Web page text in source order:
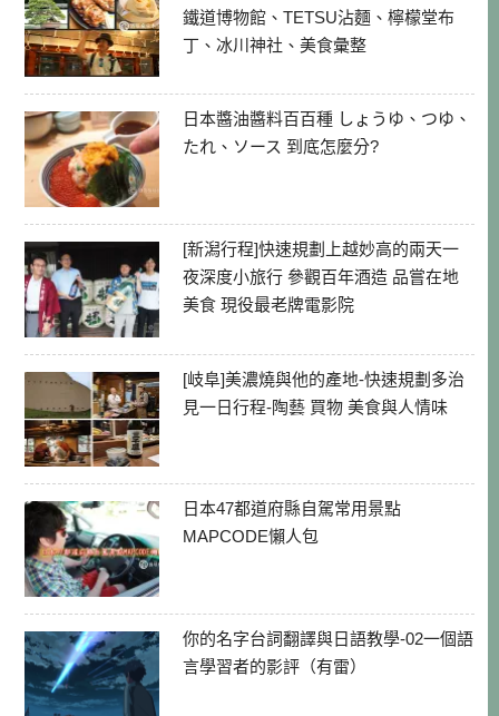
鐵道博物館、TETSU沾麵、檸檬堂布
丁、冰川神社、美食彙整
日本醬油醬料百百種 しょうゆ、つゆ、
たれ、ソース 到底怎麼分?
[新潟行程]快速規劃上越妙高的兩天一
夜深度小旅行 參觀百年酒造 品嘗在地
美食 現役最老牌電影院
[岐阜]美濃燒與他的產地-快速規劃多治
見一日行程-陶藝 買物 美食與人情味
日本47都道府縣自駕常用景點
MAPCODE懶人包
你的名字台詞翻譯與日語教學-02一個語
言學習者的影評（有雷）